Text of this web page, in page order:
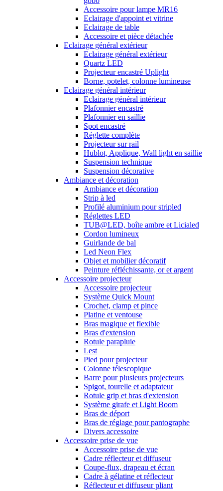
Accessoire pour lampe MR16
Eclairage d'appoint et vitrine
Eclairage de table
Accessoire et pièce détachée
Eclairage général extérieur
Eclairage général extérieur
Quartz LED
Projecteur encastré Uplight
Borne, potelet, colonne lumineuse
Eclairage général intérieur
Eclairage général intérieur
Plafonnier encastré
Plafonnier en saillie
Spot encastré
Réglette complète
Projecteur sur rail
Hublot, Applique, Wall light en saillie
Suspension technique
Suspension décorative
Ambiance et décoration
Ambiance et décoration
Strip à led
Profilé aluminium pour stripled
Réglettes LED
TUB@LED, boîte ambre et Licialed
Cordon lumineux
Guirlande de bal
Led Neon Flex
Objet et mobilier décoratif
Peinture réfléchissante, or et argent
Accessoire projecteur
Accessoire projecteur
Système Quick Mount
Crochet, clamp et pince
Platine et ventouse
Bras magique et flexible
Bras d'extension
Rotule parapluie
Lest
Pied pour projecteur
Colonne télescopique
Barre pour plusieurs projecteurs
Spigot, tourelle et adaptateur
Rotule grip et bras d'extension
Système girafe et Light Boom
Bras de déport
Bras de réglage pour pantographe
Divers accessoire
Accessoire prise de vue
Accessoire prise de vue
Cadre réflecteur et diffuseur
Coupe-flux, drapeau et écran
Cadre à gélatine et réflecteur
Réflecteur et diffuseur pliant